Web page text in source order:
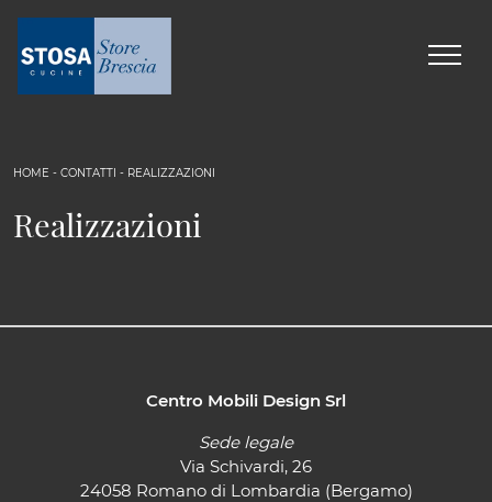
HOME - CONTATTI - REALIZZAZIONI
Realizzazioni
Centro Mobili Design Srl
Sede legale
Via Schivardi, 26
24058 Romano di Lombardia (Bergamo)